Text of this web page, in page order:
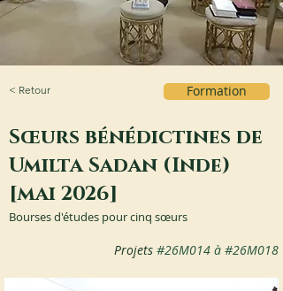
< Retour Formation
Sœurs bénédictines de
Umilta Sadan (Inde)
[mai 2026]
Bourses d'études pour cinq sœurs
Projets #26M014 à #26M018